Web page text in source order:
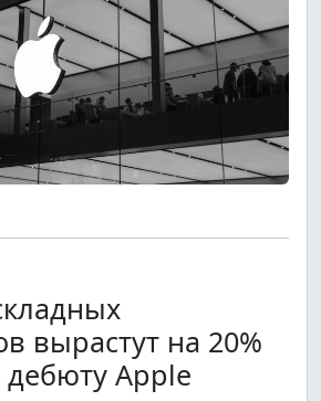
вырастут на 20%
дебюту Apple